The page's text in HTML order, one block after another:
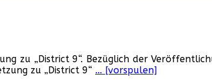
zu „District 9“. Bezüglich der
zu „District 9“ … [vorspulen]